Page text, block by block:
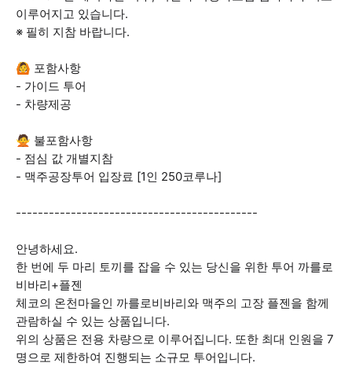
이루어지고 있습니다.
※ 필히 지참 바랍니다.
🙆 포함사항
- 가이드 투어
​- 차량제공
🙅 불포함사항
- 점심 값 개별지참
- 맥주공장투어 입장료 [1인 250코루나]
--------------------------------------------
안녕하세요.
한 번에 두 마리 토끼를 잡을 수 있는 당신을 위한 투어 까를로
비바리+플젠
체코의 온천마을인 까를로비바리와 맥주의 고장 플젠을 함께
관람하실 수 있는 상품입니다.
위의 상품은 전용 차량으로 이루어집니다. 또한 최대 인원을 7
명으로 제한하여 진행되는 소규모 투어입니다.